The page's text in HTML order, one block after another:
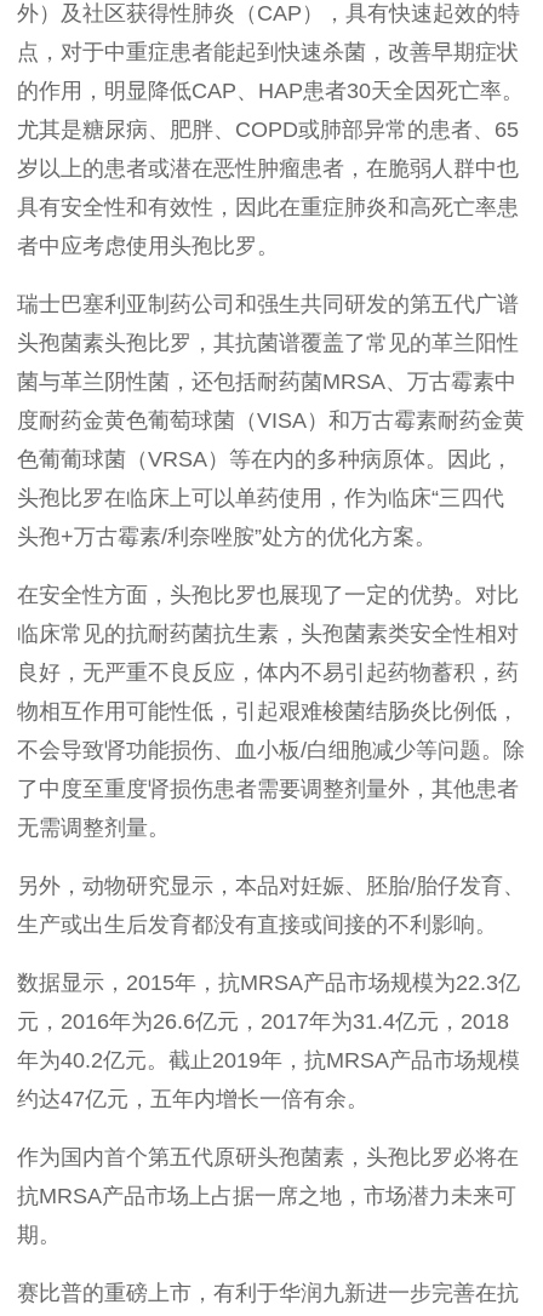
外）及社区获得性肺炎（ CAP ），具有快速起效的特
点，对于中重症患者能起到快速杀菌，改善早期症状
的作用，明显降低CAP、 HAP患者30天全因死亡率。
尤其是糖尿病、肥胖、 COPD或肺部异常的患者、 65
岁以上的患者或潜在恶性肿瘤患者，在脆弱人群中也
具有安全性和有效性，因此在重症肺炎和高死亡率患
者中应考虑使用头孢比罗。
瑞士巴塞利亚制药公司和强生共同研发的第五代广谱
头孢菌素头孢比罗，其抗菌谱覆盖了常见的革兰阳性
菌与革兰阴性菌，还包括耐药菌MRSA、万古霉素中
度耐药金黄色葡萄球菌（VISA）和万古霉素耐药金黄
色葡葡球菌（VRSA）等在内的多种病原体。因此，
头孢比罗在临床上可以单药使用，作为临床“三四代
头孢+万古霉素/利奈唑胺”处方的优化方案。
在安全性方面，头孢比罗也展现了一定的优势。对比
临床常见的抗耐药菌抗生素，头孢菌素类安全性相对
良好，无严重不良反应，体内不易引起药物蓄积，药
物相互作用可能性低，引起艰难梭菌结肠炎比例低，
不会导致肾功能损伤、血小板/白细胞减少等问题。除
了中度至重度肾损伤患者需要调整剂量外，其他患者
无需调整剂量。
另外，动物研究显示，本品对妊娠、胚胎/胎仔发育、
生产或出生后发育都没有直接或间接的不利影响。
数据显示， 2015年，抗MRSA产品市场规模为22.3亿
元， 2016年为26.6亿元， 2017年为31.4亿元， 2018
年为40.2亿元。截止2019年，抗MRSA产品市场规模
约达47亿元，五年内增长一倍有余。
作为国内首个第五代原研头孢菌素，头孢比罗必将在
抗MRSA产品市场上占据一席之地，市场潜力未来可
期。
赛比普的重磅上市，有利于华润九新进一步完善在抗